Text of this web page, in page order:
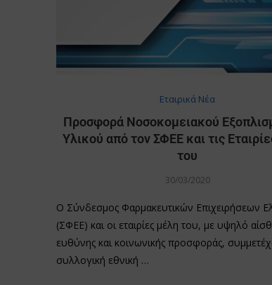
Εταιρικά Νέα
Προσφορά Νοσοκομειακού
Υλικού από τον ΣΦΕΕ και τις
του
30/03/2020
O Σύνδεσμος Φαρμακευτικών Επιχειρήσεων
(ΣΦΕΕ) και οι εταιρίες μέλη του, με υψηλό
ευθύνης και κοινωνικής προσφοράς,
συλλογική εθνική …